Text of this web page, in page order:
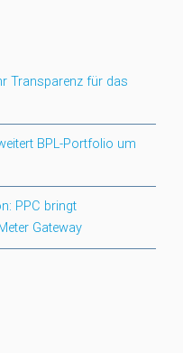
Transparenz für das
BPL-Portfolio um
PPC bringt
Gateway